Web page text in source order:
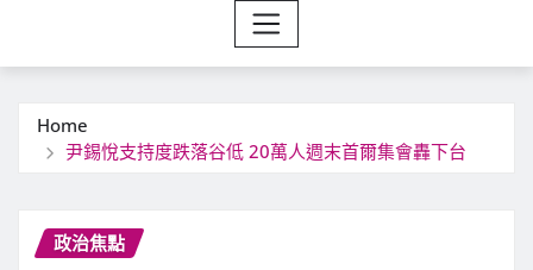
Home
尹錫悅支持度跌落谷低 20萬人週末首爾集會轟下台
政治焦點